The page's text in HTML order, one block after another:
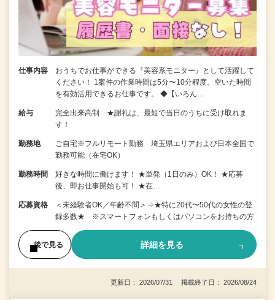
仕事内容
おうちでお仕事ができる『美容系モニター』として活躍して
ください！ 1案件の作業時間は5分〜10分程度。空いた時間
を有効活用できるお仕事です。 ◆【いろん…
給与
完全出来高制 ★謝礼は、最短で当日のうちに受け取れま
す！
勤務地
ご自宅※フルリモート勤務 埼玉県エリアおよび日本全国で
勤務可能（在宅OK）
勤務時間
好きな時間に働けます！ ★単発（1日のみ）OK！ ★応募
後、即お仕事開始も可！ ★在…
応募資格
＜未経験者OK／年齢不問＞⇒★特に20代〜50代の女性の登
録多数★ ※スマートフォンもしくはパソコンをお持ちの方
後で見る 詳細を見る
更新日： 2026/07/31 掲載終了日： 2026/08/24